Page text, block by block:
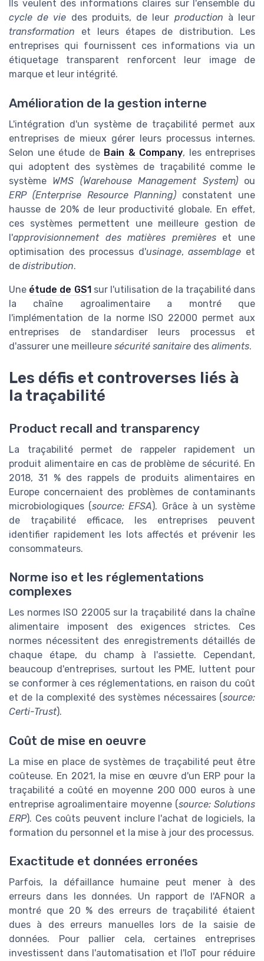
Ils veulent des informations claires sur l'ensemble du
cycle de vie des produits, de leur production à leur
transformation et leurs étapes de distribution. Les
entreprises qui fournissent ces informations via un
étiquetage transparent renforcent leur image de
marque et leur intégrité.
Amélioration de la gestion interne
L'intégration d'un système de traçabilité permet aux
entreprises de mieux gérer leurs processus internes.
Selon une étude de Bain & Company, les entreprises
qui adoptent des systèmes de traçabilité comme le
système WMS (Warehouse Management System)ou
ERP (Enterprise Resource Planning) constatent une
hausse de 20% de leur productivité globale. En effet,
ces systèmes permettent une meilleure gestion de
l'approvisionnement des matières premièreset une
optimisation des processus d'usinage,assemblage et
de distribution.
Une étude de GS1sur l'utilisation de la traçabilité dans
la chaîne agroalimentaire a montré que
l'implémentation de la norme ISO 22000 permet aux
entreprises de standardiser leurs processus et
d'assurer une meilleure sécurité sanitaire des aliments.
Les défis et controverses liés à
la traçabilité
Product recall and transparency
La traçabilité permet de rappeler rapidement un
produit alimentaire en cas de problème de sécurité. En
2018, 31 % des rappels de produits alimentaires en
Europe concernaient des problèmes de contaminants
microbiologiques (source: EFSA). Grâce à un système
de traçabilité efficace, les entreprises peuvent
identifier rapidement les lots affectés et prévenir les
consommateurs.
Norme iso et les réglementations
complexes
Les normes ISO 22005 sur la traçabilité dans la chaîne
alimentaire imposent des exigences strictes. Ces
normes nécessitent des enregistrements détaillés de
chaque étape, du champ à l'assiette. Cependant,
beaucoup d'entreprises, surtout les PME, luttent pour
se conformer à ces réglementations, en raison du coût
et de la complexité des systèmes nécessaires (source:
Certi-Trust).
Coût de mise en oeuvre
La mise en place de systèmes de traçabilité peut être
coûteuse. En 2021, la mise en œuvre d'un ERP pour la
traçabilité a coûté en moyenne 200 000 euros à une
entreprise agroalimentaire moyenne (source: Solutions
ERP). Ces coûts peuvent inclure l'achat de logiciels, la
formation du personnel et la mise à jour des processus.
Exactitude et données erronées
Parfois, la défaillance humaine peut mener à des
erreurs dans les données. Un rapport de l'AFNOR a
montré que 20 % des erreurs de traçabilité étaient
dues à des erreurs manuelles lors de la saisie de
données. Pour pallier cela, certaines entreprises
investissent dans l'automatisation et l'IoT pour réduire